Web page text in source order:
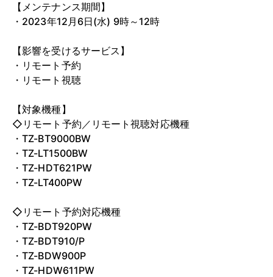
【メンテナンス期間】
・2023年12月6日(水) 9時～12時
【影響を受けるサービス】
・リモート予約
・リモート視聴
【対象機種】
◇リモート予約／リモート視聴対応機種
・TZ-BT9000BW
・TZ-LT1500BW
・TZ-HDT621PW
・TZ-LT400PW
◇リモート予約対応機種
・TZ-BDT920PW
・TZ-BDT910/P
・TZ-BDW900P
・TZ-HDW611PW